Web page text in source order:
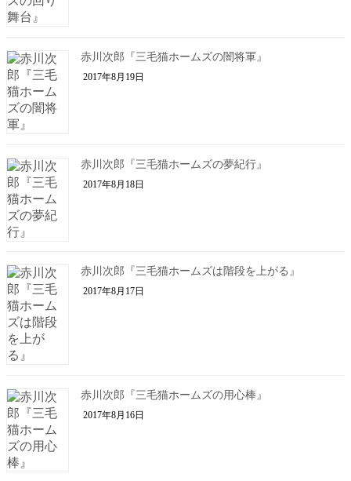
赤川次郎『三毛猫ホームズの闇将軍』
2017年8月19日
赤川次郎『三毛猫ホームズの夢紀行』
2017年8月18日
赤川次郎『三毛猫ホームズは階段を上がる』
2017年8月17日
赤川次郎『三毛猫ホームズの用心棒』
2017年8月16日